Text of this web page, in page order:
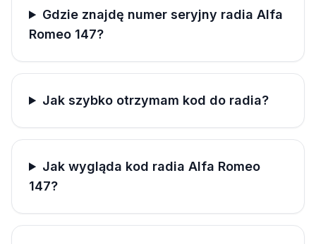
Gdzie znajdę numer seryjny radia Alfa
Romeo 147?
Jak szybko otrzymam kod do radia?
Jak wygląda kod radia Alfa Romeo
147?